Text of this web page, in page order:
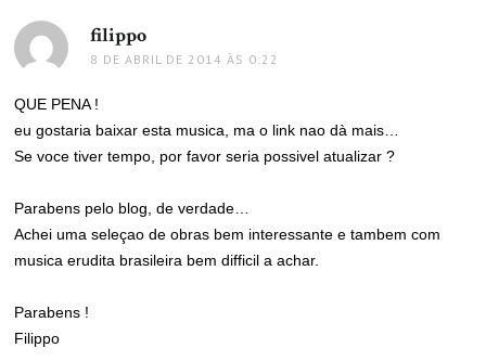
filippo
8 DE ABRIL DE 2014 ÀS 0:22
QUE PENA !
eu gostaria baixar esta musica, ma o link nao dà mais…
Se voce tiver tempo, por favor seria possivel atualizar ?
Parabens pelo blog, de verdade…
Achei uma seleçao de obras bem interessante e tambem com
musica erudita brasileira bem difficil a achar.
Parabens !
Filippo